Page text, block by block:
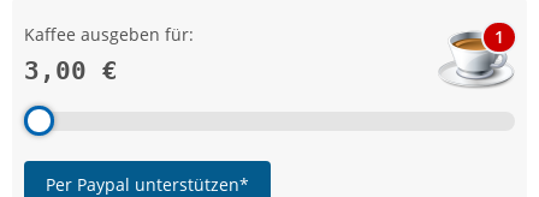
Kaffee ausgeben für:
3,00 €
1
Per Paypal unterstützen*